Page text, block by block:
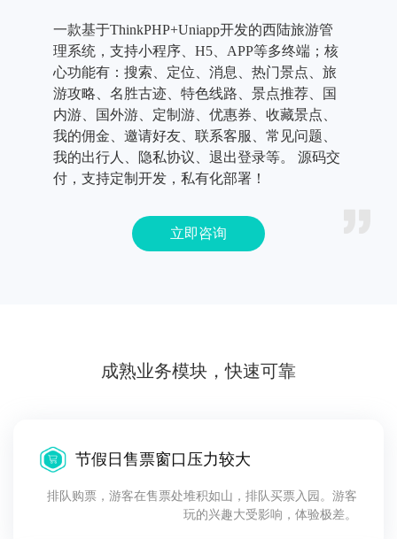
一款基于ThinkPHP+Uniapp开发的西陆旅游管
理系统，支持小程序、H5、APP等多终端；核
心功能有：搜索、定位、消息、热门景点、旅
游攻略、名胜古迹、特色线路、景点推荐、国
内游、国外游、定制游、优惠券、收藏景点、
我的佣金、邀请好友、联系客服、常见问题、
我的出行人、隐私协议、退出登录等。 源码交
付，支持定制开发，私有化部署！
立即咨询
成熟业务模块，快速可靠
节假日售票窗口压力较大
排队购票，游客在售票处堆积如山，排队买票入园。游客
玩的兴趣大受影响，体验极差。